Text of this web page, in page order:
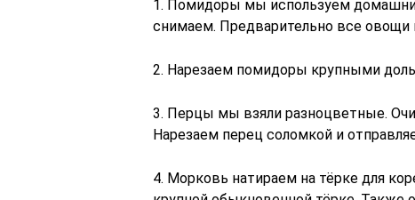
1. Помидоры мы используем
снимаем. Предварительно все
2. Нарезаем помидоры крупными
3. Перцы мы взяли разноцветные.
Нарезаем перец соломкой и
4. Морковь натираем на тёрке для